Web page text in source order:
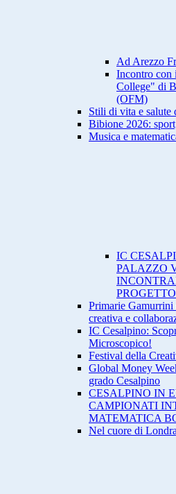
Ad Arezzo
Incontro con
College" di
(OFM)
Stili di vita e salute
Bibione 2026:
Musica e
IC
PALAZZO
Primarie
creativa e
IC Cesalpino:
Microscopico!
Festival della
Global Money
grado Cesalpino
CESALPINO IN
CAMPIONATI
MATEMATICA
Nel cuore di Londra